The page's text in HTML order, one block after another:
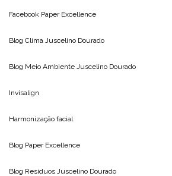
Facebook Paper Excellence
Blog Clima Juscelino Dourado
Blog Meio Ambiente Juscelino Dourado
Invisalign
Harmonização facial
Blog Paper Excellence
Blog Resíduos Juscelino Dourado